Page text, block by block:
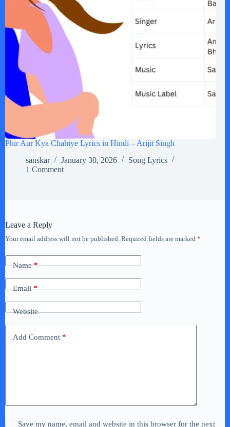
Phir Aur Kya Chahiye Lyrics in Hindi – Arijit Singh
sanskar
January 30, 2026
Song Lyrics
1 Comment
Leave a Reply
Your email address will not be published. Required fields are marked *
Name*
Email*
Website
Add Comment *
Save my name, email and website in this browser for the next